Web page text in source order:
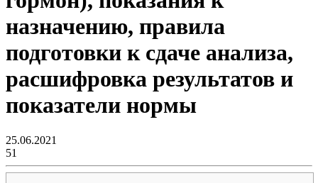
назначению, правила
подготовки к сдаче анализа,
расшифровка результатов и
показатели нормы
25.06.2021
51